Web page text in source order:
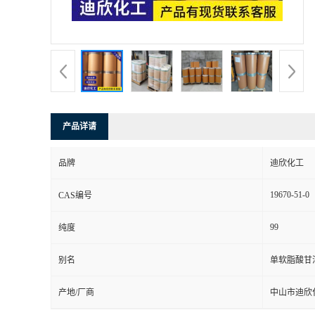
产品详请
品牌 迪欣化工
CAS编号 19670-51-0
纯度 99
别名 单软脂酸甘
产地/厂商 中山市迪欣